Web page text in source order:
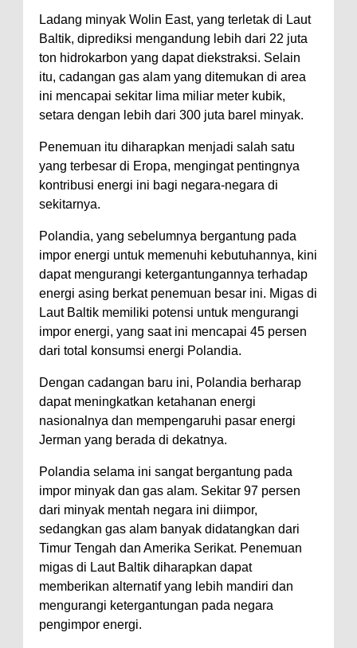
Ladang minyak Wolin East, yang terletak di Laut
Baltik, diprediksi mengandung lebih dari 22 juta
ton hidrokarbon yang dapat diekstraksi. Selain
itu, cadangan gas alam yang ditemukan di area
ini mencapai sekitar lima miliar meter kubik,
setara dengan lebih dari 300 juta barel minyak.
Penemuan itu diharapkan menjadi salah satu
yang terbesar di Eropa, mengingat pentingnya
kontribusi energi ini bagi negara-negara di
sekitarnya.
Polandia, yang sebelumnya bergantung pada
impor energi untuk memenuhi kebutuhannya, kini
dapat mengurangi ketergantungannya terhadap
energi asing berkat penemuan besar ini. Migas di
Laut Baltik memiliki potensi untuk mengurangi
impor energi, yang saat ini mencapai 45 persen
dari total konsumsi energi Polandia.
Dengan cadangan baru ini, Polandia berharap
dapat meningkatkan ketahanan energi
nasionalnya dan mempengaruhi pasar energi
Jerman yang berada di dekatnya.
Polandia selama ini sangat bergantung pada
impor minyak dan gas alam. Sekitar 97 persen
dari minyak mentah negara ini diimpor,
sedangkan gas alam banyak didatangkan dari
Timur Tengah dan Amerika Serikat. Penemuan
migas di Laut Baltik diharapkan dapat
memberikan alternatif yang lebih mandiri dan
mengurangi ketergantungan pada negara
pengimpor energi.